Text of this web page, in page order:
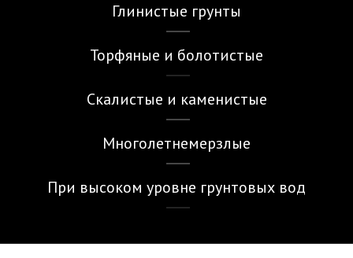
Глинистые грунты
Торфяные и болотистые
Скалистые и каменистые
Многолетнемерзлые
При высоком уровне грунтовых вод